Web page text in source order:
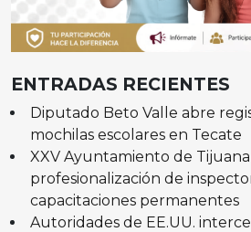
ENTRADAS RECIENTES
Diputado Beto Valle abre
mochilas escolares en Tecate
XXV Ayuntamiento de
profesionalización de
capacitaciones permanentes
Autoridades de EE.UU.